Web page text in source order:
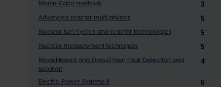
Monte Carlo methods 3
Advanced reactor multi-physics 5
Nuclear fuel cycles and reactor technologies 5
Nuclear measurement techniques 5
Model-Based and Data-Driven Fault Detection and
Isolation
4
Electric Power Systems II 5